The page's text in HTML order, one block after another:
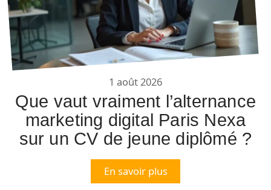
1 août 2026
Que vaut vraiment l’alternance
marketing digital Paris Nexa
sur un CV de jeune diplômé ?
En savoir plus